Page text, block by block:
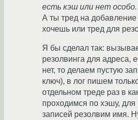
есть кэш или нет
А ты тред на
хочешь или тред для
Я бы сделал так:
резолвинга для адреса,
нет, то делаем пустую
ключ), в лог пишем
отдельном треде раз в
проходимся по хэшу, для
записей резолвим имя.